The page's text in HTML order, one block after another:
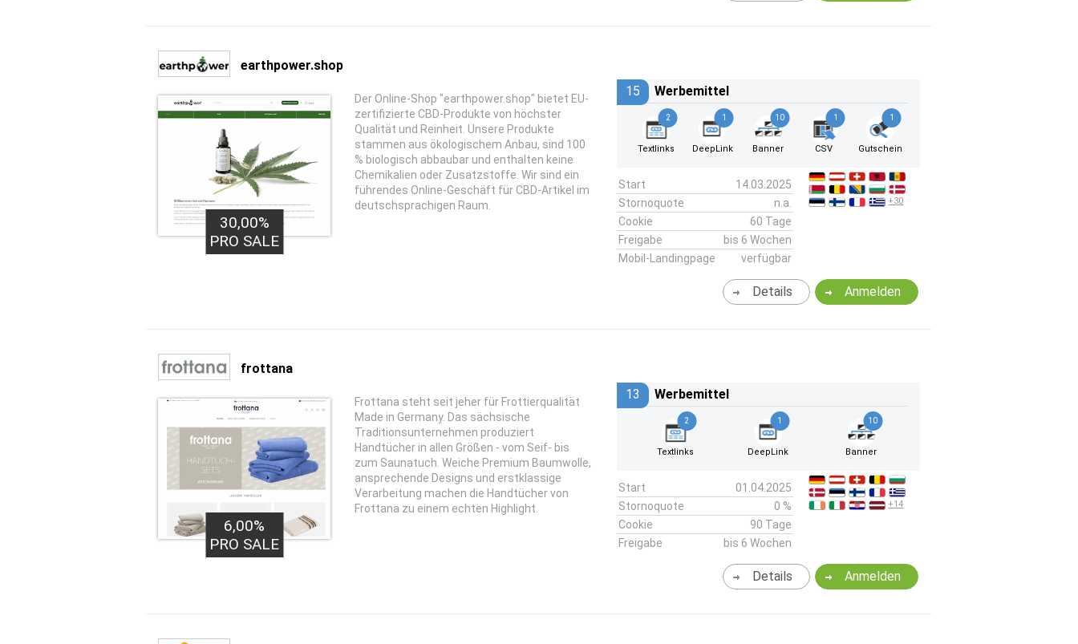
earthpower.shop
30,00%
PRO SALE
Der Online-Shop "earthpower.shop" bietet EU-
zertifizierte CBD-Produkte von höchster
Qualität und Reinheit. Unsere Produkte
stammen aus ökologischem Anbau, sind 100
% biologisch abbaubar und enthalten keine
Chemikalien oder Zusatzstoffe. Wir sind ein
führendes Online-Geschäft für CBD-Artikel im
deutschsprachigen Raum.
15 Werbemittel
2
Textlinks
1
DeepLink
10
Banner
1
CSV
1
Gutschein
Start
14.03.2025
Stornoquote
n.a.
Cookie
60 Tage
Freigabe
bis 6 Wochen
Mobil-Landingpage
verfügbar
+30
Anmelden
Details
frottana
6,00%
PRO SALE
Frottana steht seit jeher für Frottierqualität
Made in Germany. Das sächsische
Traditionsunternehmen produziert
Handtücher in allen Größen - vom Seif- bis
zum Saunatuch. Weiche Premium Baumwolle,
ansprechende Designs und erstklassige
Verarbeitung machen die Handtücher von
Frottana zu einem echten Highlight.
13 Werbemittel
2
Textlinks
1
DeepLink
10
Banner
Start
01.04.2025
Stornoquote
0 %
Cookie
90 Tage
Freigabe
bis 6 Wochen
+14
Anmelden
Details